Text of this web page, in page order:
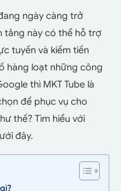
ngày càng trở
tảng này có thể hỗ trợ
tuyến và kiếm tiền
hàng loạt những công
thì MKT Tube là
để phục vụ cho
thế? Tìm hiểu với
đây.